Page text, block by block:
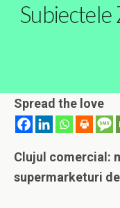
Spread the love
Clujul comercial:
supermarketuri